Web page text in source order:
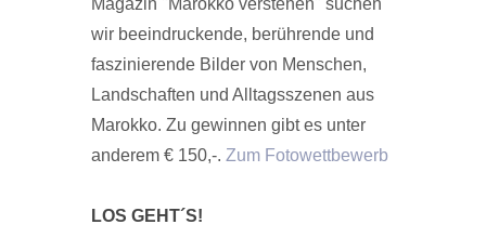
wir beeindruckende, berührende und
faszinierende Bilder von Menschen,
Landschaften und Alltagsszenen aus
Marokko. Zu gewinnen gibt es unter
anderem € 150,-. Zum Fotowettbewerb
LOS GEHT´S!